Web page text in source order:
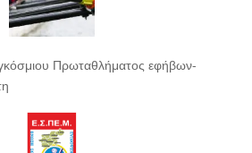
Πρωταθλήματος εφήβων-